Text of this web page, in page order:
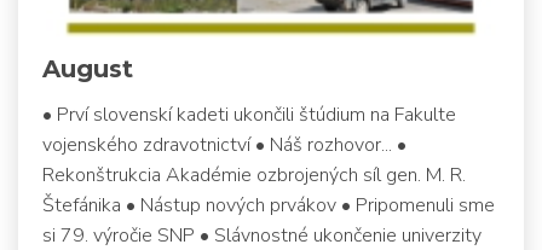
August
• Prví slovenskí kadeti ukončili štúdium na Fakulte
vojenského zdravotnictví • Náš rozhovor... •
Rekonštrukcia Akadémie ozbrojených síl gen. M. R.
Štefánika • Nástup nových prvákov • Pripomenuli sme
si 79. výročie SNP • Slávnostné ukončenie univerzity